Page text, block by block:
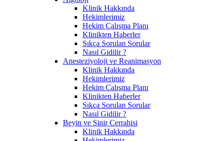
Klinik Hakkında
Hekimlerimiz
Hekim Çalışma Planı
Klinikten Haberler
Sıkça Sorulan Sorular
Nasıl Gidilir ?
Anesteziyoloji ve Reanimasyon
Klinik Hakkında
Hekimlerimiz
Hekim Çalışma Planı
Klinikten Haberler
Sıkça Sorulan Sorular
Nasıl Gidilir ?
Beyin ve Sinir Cerrahisi
Klinik Hakkında